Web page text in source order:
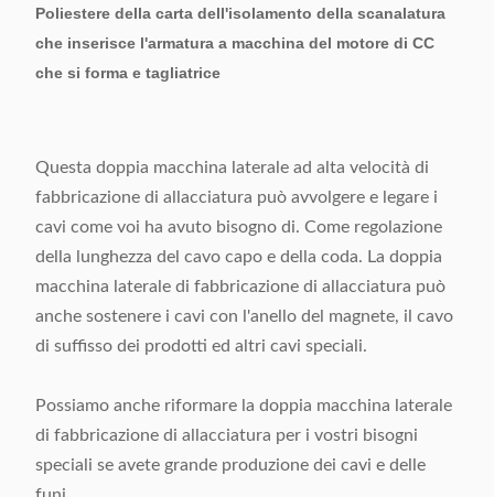
Poliestere della carta dell'isolamento della scanalatura
che inserisce l'armatura a macchina del motore di CC
che si forma e tagliatrice
Questa doppia macchina laterale ad alta velocità di
fabbricazione di allacciatura può avvolgere e legare i
cavi come voi ha avuto bisogno di. Come regolazione
della lunghezza del cavo capo e della coda. La doppia
macchina laterale di fabbricazione di allacciatura può
anche sostenere i cavi con l'anello del magnete, il cavo
di suffisso dei prodotti ed altri cavi speciali.
Possiamo anche riformare la doppia macchina laterale
di fabbricazione di allacciatura per i vostri bisogni
speciali se avete grande produzione dei cavi e delle